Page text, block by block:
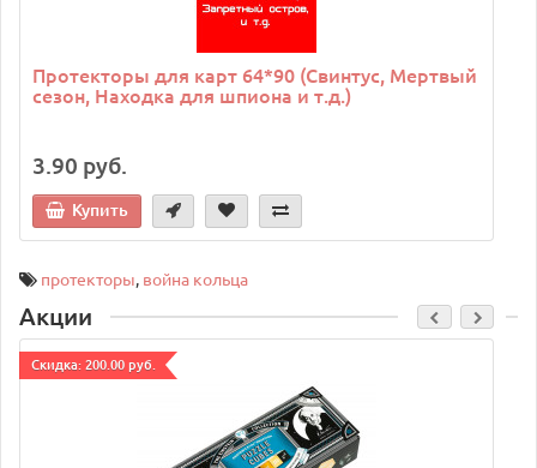
Протекторы для карт 64*90 (Свинтус, Мертвый
сезон, Находка для шпиона и т.д.)
3.90 руб.
Купить
протекторы, война кольца
Акции
Cкидка: 200.00 руб.